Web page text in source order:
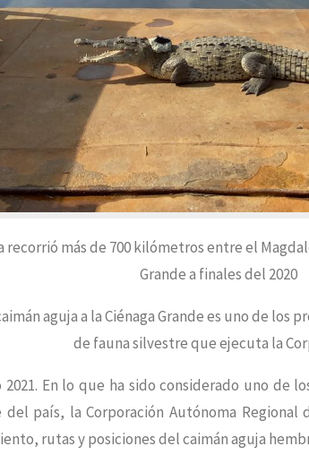
recorrió más de 700 kilómetros entre el
Grande a finales del 2020
aguja a la Ciénaga Grande es uno de
de fauna silvestre que ejecuta la
En lo que ha sido considerado uno de
país, la Corporación Autónoma Regional
rutas y posiciones del caimán aguja